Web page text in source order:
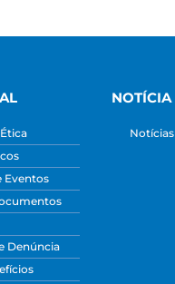
Eventos
Denúncia
NOTÍCIA
Notícias